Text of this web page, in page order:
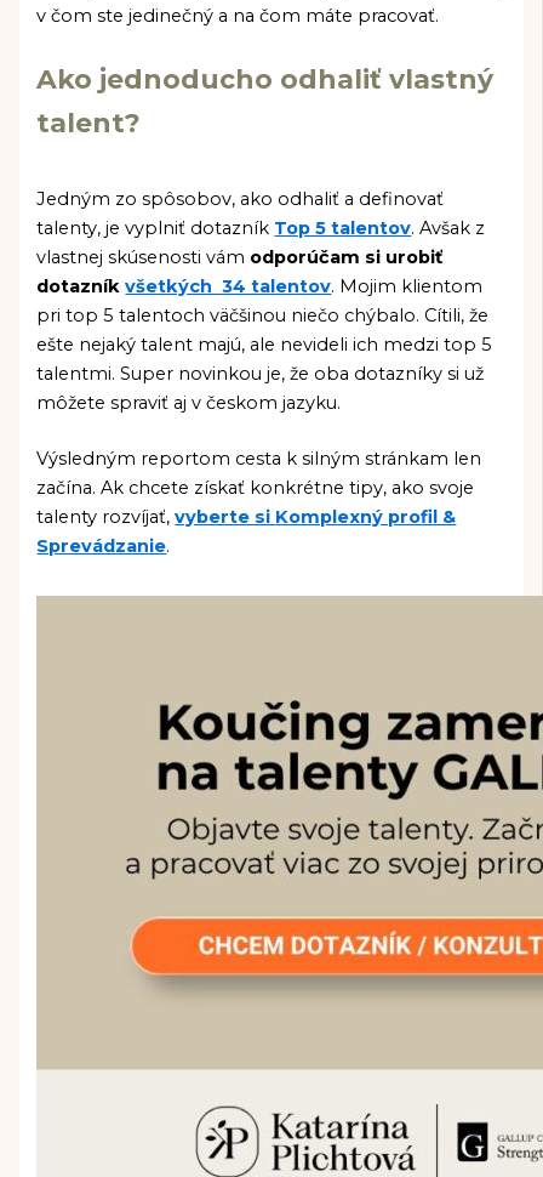
v čom ste jedinečný a na čom máte pracovať.
Ako jednoducho odhaliť vlastný
talent?
Jedným zo spôsobov, ako odhaliť a definovať
talenty, je vyplniť dotazník Top 5 talentov. Avšak z
vlastnej skúsenosti vám odporúčam si urobiť
dotazníkvšetkých 34 talentov. Mojim klientom
pri top 5 talentoch väčšinou niečo chýbalo. Cítili, že
ešte nejaký talent majú, ale nevideli ich medzi top 5
talentmi. Super novinkou je, že oba dotazníky siuž
môžete spraviť aj v českom jazyku.
Výsledným reportom cesta k silným stránkam len
začína. Ak chcete získať konkrétne tipy, ako svoje
talenty rozvíjať,vyberte si Komplexný profil &
Sprevádzanie.